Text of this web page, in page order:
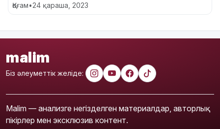
Қоғам•24 қараша, 2023
malim
Біз әлеуметтік желіде:
Malim — анализге негізделген материалдар, авторлық
пікірлер мен эксклюзив контент.